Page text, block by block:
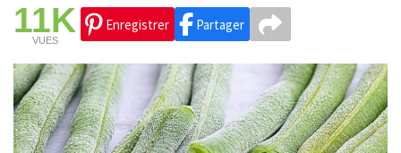
11K
VUES
Enregistrer Partager